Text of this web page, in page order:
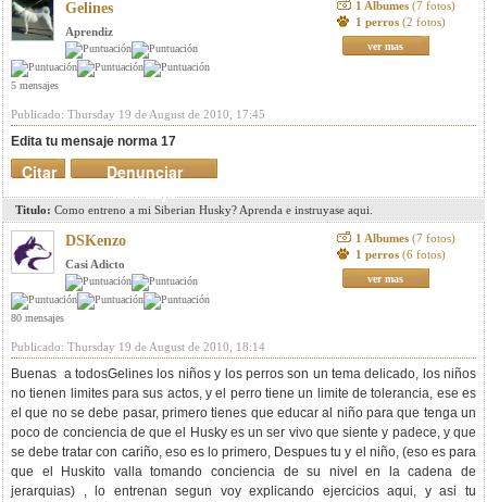
Gelines
Aprendiz
5 mensajes
1 Albumes (7 fotos)
1 perros (2 fotos)
ver mas
Publicado: Thursday 19 de August de 2010, 17:45
Edita tu mensaje norma 17
Denunciar
mensaje
Citar
Titulo: Como entreno a mi Siberian Husky? Aprenda e instruyase aqui.
DSKenzo
Casi Adicto
80 mensajes
1 Albumes (7 fotos)
1 perros (6 fotos)
ver mas
Publicado: Thursday 19 de August de 2010, 18:14
Buenas a todosGelines los niños y los perros son un tema delicado, los niños
no tienen limites para sus actos, y el perro tiene un limite de tolerancia, ese es
el que no se debe pasar, primero tienes que educar al niño para que tenga un
poco de conciencia de que el Husky es un ser vivo que siente y padece, y que
se debe tratar con cariño, eso es lo primero, Despues tu y el niño, (eso es para
que el Huskito valla tomando conciencia de su nivel en la cadena de
jerarquias) , lo entrenan segun voy explicando ejercicios aqui, y asi tu